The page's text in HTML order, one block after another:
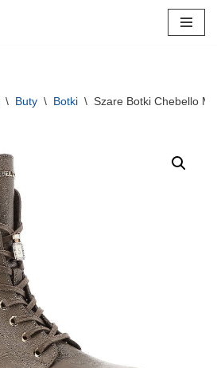
\ Buty \ Botki \ Szare Botki Chebello